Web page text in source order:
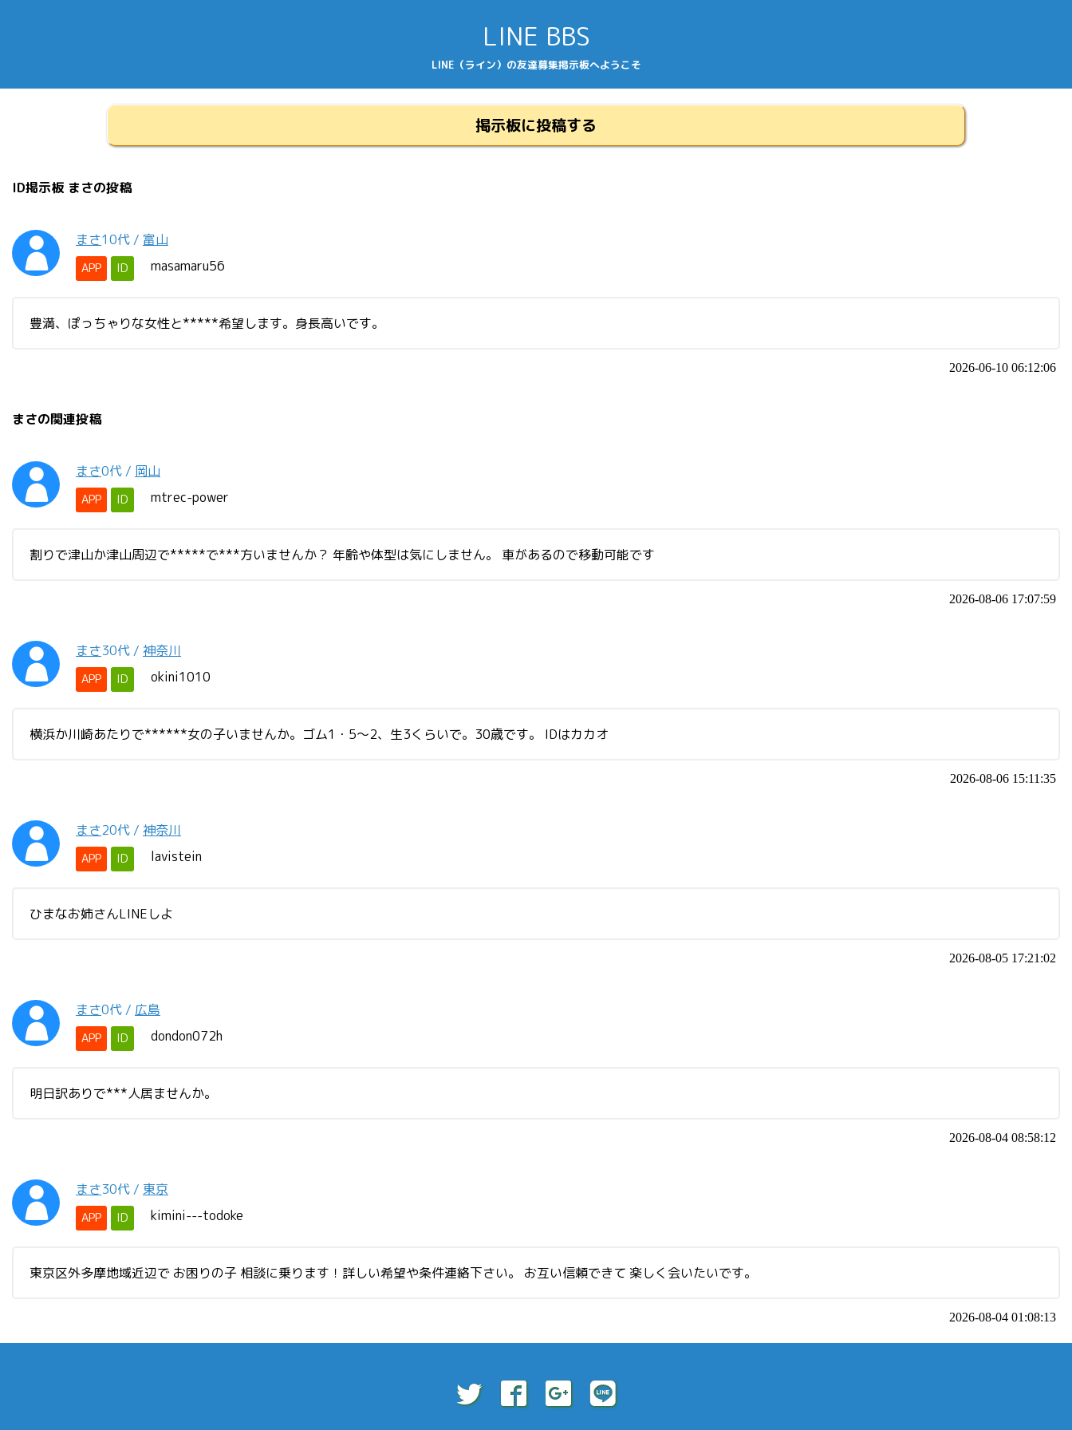
LINE BBS
LINE（ライン）の友達募集掲示板へようこそ
掲示板に投稿する
ID掲示板 まさの投稿
まさ10代 / 富山
APP ID masamaru56
豊満、ぽっちゃりな女性と*****希望します。身長高いです。
2026-06-10 06:12:06
まさの関連投稿
まさ0代 / 岡山
APP ID mtrec-power
割りで津山か津山周辺で*****で***方いませんか？ 年齢や体型は気にしません。 車があるので移動可能です
2026-08-06 17:07:59
まさ30代 / 神奈川
APP ID okini1010
横浜か川崎あたりで******女の子いませんか。ゴム1・5〜2、生3くらいで。30歳です。 IDはカカオ
2026-08-06 15:11:35
まさ20代 / 神奈川
APP ID lavistein
ひまなお姉さんLINEしよ
2026-08-05 17:21:02
まさ0代 / 広島
APP ID dondon072h
明日訳ありで***人居ませんか。
2026-08-04 08:58:12
まさ30代 / 東京
APP ID kimini---todoke
東京区外多摩地域近辺で お困りの子 相談に乗ります！詳しい希望や条件連絡下さい。 お互い信頼できて 楽しく会いたいです。
2026-08-04 01:08:13